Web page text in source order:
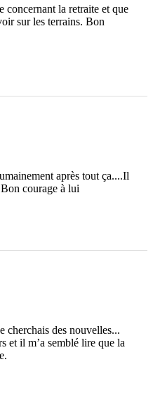
concernant la retraite et que
sur les terrains. Bon
après tout ça....Il
courage à lui
cherchais des nouvelles...
et il m’a semblé lire que la